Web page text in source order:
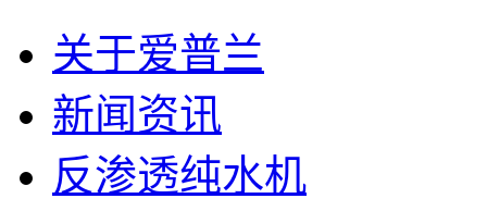
关于爱普兰
新闻资讯
反渗透纯水机